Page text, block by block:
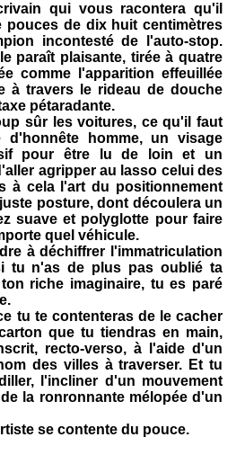
qui vous racontera qu'il
de dix huit centimètres
incontesté de l'auto-stop.
paraît plaisante, tirée à quatre
comme l'apparition effeuillée
à travers le rideau de douche
pétaradante.
sûr les voitures, ce qu'il faut
homme, un visage
pour être lu de loin et un
agripper au lasso celui des
à cela l'art du positionnement
posture, dont découlera un
suave et polyglotte pour faire
quel véhicule.
à déchiffrer l'immatriculation
tu n'as de plus pas oublié ta
riche imaginaire, tu es paré
tu te contenteras de le cacher
que tu tiendras en main,
recto-verso, à l'aide d'un
des villes à traverser. Et tu
l'incliner d'un mouvement
la ronronnante mélopée d'un
se contente du pouce.